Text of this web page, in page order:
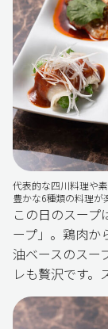
代表的な四川料理や
豊かな6種類の料理が
この日のスープ
ープ」。鶏肉か
油ベースのスー
レも贅沢です。